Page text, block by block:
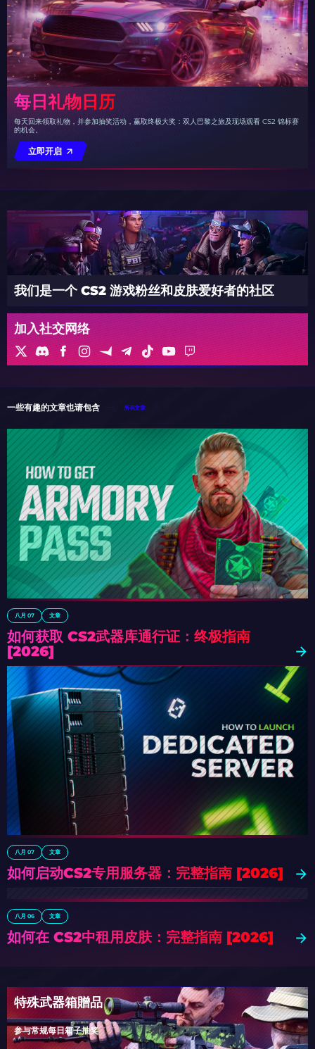
每日礼物日历
每天回来领取礼物，并参加抽奖活动，赢取终极大奖：双人巴黎之旅及现场观看 CS2 锦标赛
的机会。
立即开启
我们是一个 CS2 游戏粉丝和皮肤爱好者的社区
加入社交网络
一些有趣的文章也请包含 所有文章
八月 07 文章
如何获取 CS2武器库通行证：终极指南
[2026]
八月 07 文章
如何启动CS2专用服务器：完整指南 [2026]
八月 06 文章
如何在 CS2中租用皮肤：完整指南 [2026]
特殊武器箱贈品
参与常规每日箱子抽奖